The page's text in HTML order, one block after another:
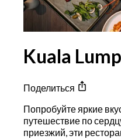
Kuala
Поделиться
Попробуйте яркие
путешествие по
приезжий, эти